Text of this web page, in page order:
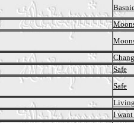
Safe
Safe
I